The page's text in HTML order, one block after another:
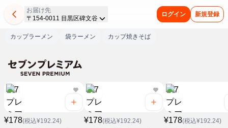
お届け先
〒154-0011 目黒区碑文谷
ログイン 新規登録
カップラーメン 袋ラーメン カップ焼きそば
¥178(税込¥192.24) ¥178(税込¥192.24) ¥178(税込¥192.24)